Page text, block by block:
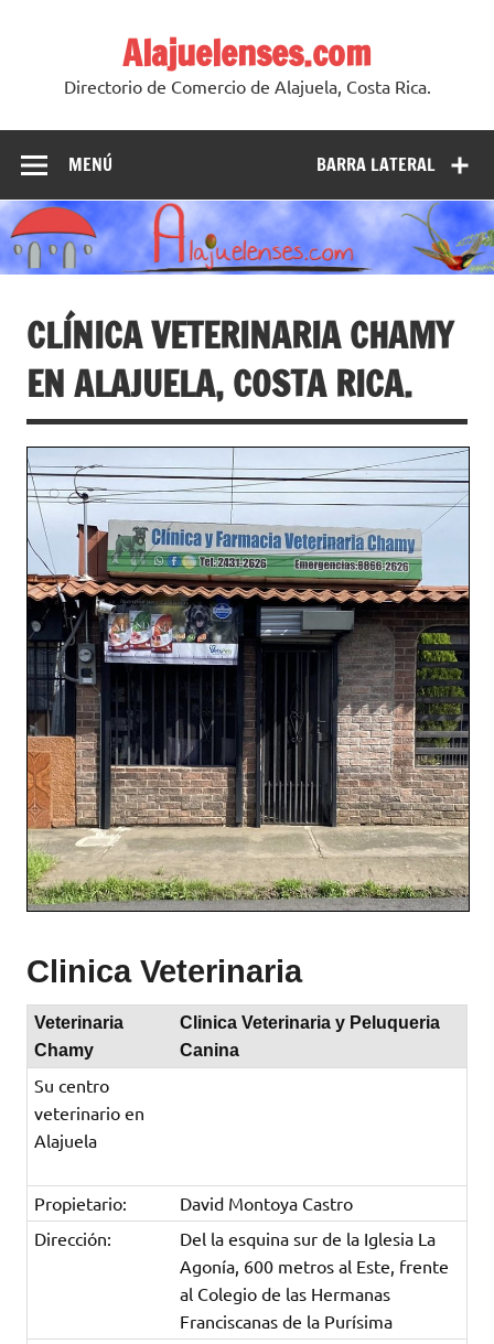
Alajuelenses.com
Directorio de Comercio de Alajuela, Costa Rica.
BARRA LATERAL
MENÚ
CLÍNICA VETERINARIA CHAMY
EN ALAJUELA, COSTA RICA.
Clinica Veterinaria
Veterinaria
Chamy
Clinica Veterinaria y Peluqueria
Canina
Su centro
veterinario en
Alajuela
Propietario:
David Montoya Castro
Dirección:
Del la esquina sur de la Iglesia La
Agonía, 600 metros al Este, frente
al Colegio de las Hermanas
Franciscanas de la Purísima